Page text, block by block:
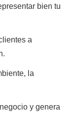
bien tu
a
la
y genera